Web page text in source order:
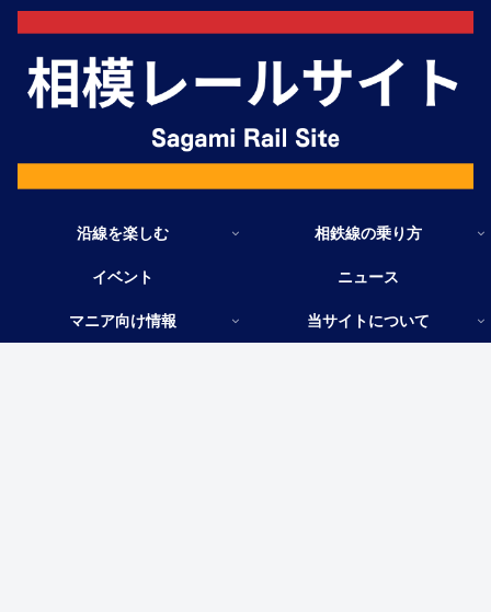
沿線を楽しむ 相鉄線の乗り方
イベント ニュース
マニア向け情報 当サイトについて